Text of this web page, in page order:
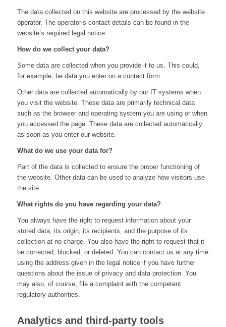
The data collected on this website are processed by the website
operator. The operator’s contact details can be found in the
website’s required legal notice.
How do we collect your data?
Some data are collected when you provide it to us. This could,
for example, be data you enter on a contact form.
Other data are collected automatically by our IT systems when
you visit the website. These data are primarily technical data
such as the browser and operating system you are using or when
you accessed the page. These data are collected automatically
as soon as you enter our website.
What do we use your data for?
Part of the data is collected to ensure the proper functioning of
the website. Other data can be used to analyze how visitors use
the site.
What rights do you have regarding your data?
You always have the right to request information about your
stored data, its origin, its recipients, and the purpose of its
collection at no charge. You also have the right to request that it
be corrected, blocked, or deleted. You can contact us at any time
using the address given in the legal notice if you have further
questions about the issue of privacy and data protection. You
may also, of course, file a complaint with the competent
regulatory authorities.
Analytics and third-party tools